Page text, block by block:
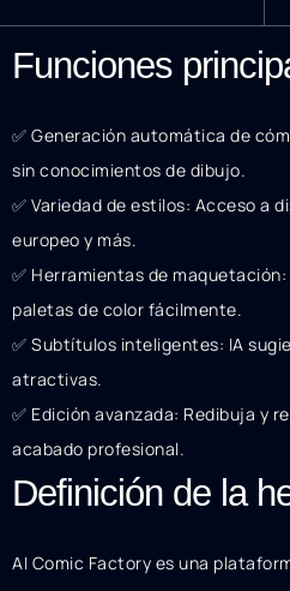
Funciones
✅ Generación automática de
sin conocimientos de dibujo.
✅ Variedad de estilos: Acceso a
europeo y más.
✅ Herramientas de
paletas de color fácilmente.
✅ Subtítulos inteligentes: IA
atractivas.
✅ Edición avanzada: Redibuja y
acabado profesional.
Definición de la
AI Comic Factory es una